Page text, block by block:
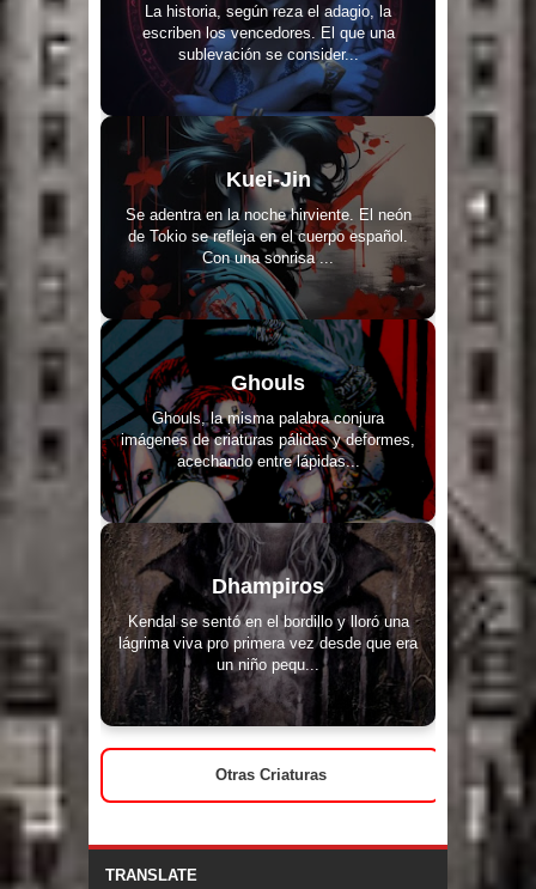
La historia, según reza el adagio, la
escriben los vencedores. El que una
sublevación se consider...
Kuei-Jin
Se adentra en la noche hirviente. El neón
de Tokio se refleja en el cuerpo español.
Con una sonrisa ...
Ghouls
Ghouls, la misma palabra conjura
imágenes de criaturas pálidas y deformes,
acechando entre lápidas...
Dhampiros
Kendal se sentó en el bordillo y lloró una
lágrima viva pro primera vez desde que era
un niño pequ...
Otras Criaturas
TRANSLATE